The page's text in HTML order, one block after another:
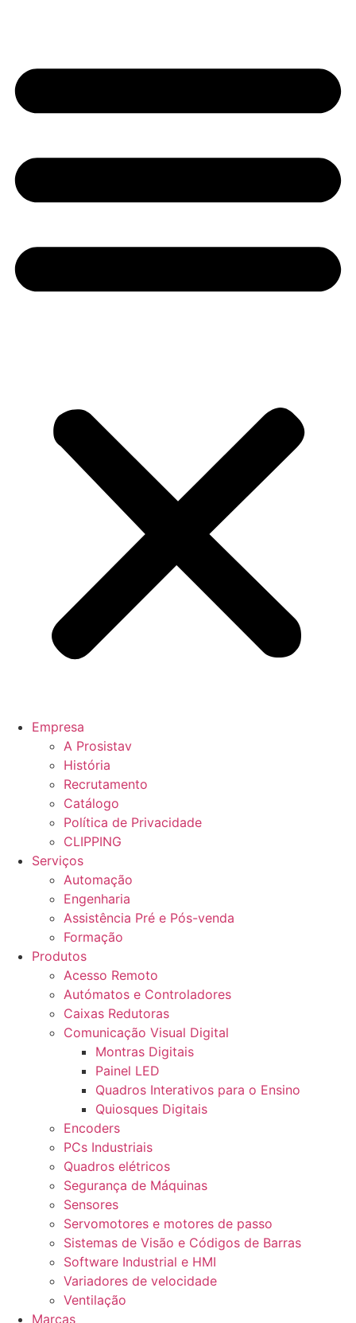
Empresa
A Prosistav
História
Recrutamento
Catálogo
Política de Privacidade
CLIPPING
Serviços
Automação
Engenharia
Assistência Pré e Pós-venda
Formação
Produtos
Acesso Remoto
Autómatos e Controladores
Caixas Redutoras
Comunicação Visual Digital
Montras Digitais
Painel LED
Quadros Interativos para o Ensino
Quiosques Digitais
Encoders
PCs Industriais
Quadros elétricos
Segurança de Máquinas
Sensores
Servomotores e motores de passo
Sistemas de Visão e Códigos de Barras
Software Industrial e HMI
Variadores de velocidade
Ventilação
Marcas